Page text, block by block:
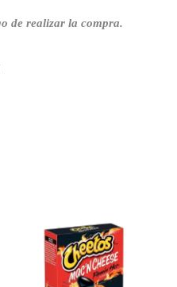
de realizar la compra.